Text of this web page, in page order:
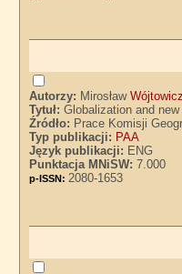
Autorzy: MirosławWójtowicz
Tytuł:Globalization and
Źródło: Prace Komisji
Typ publikacji: PAA
Język publikacji: ENG
Punktacja MNiSW:7.000
p-ISSN: 2080-1653